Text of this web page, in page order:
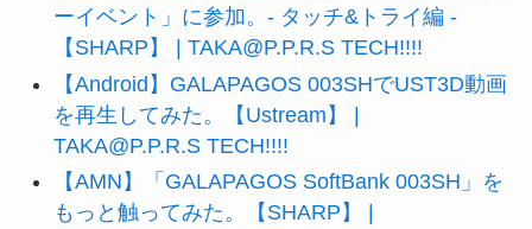
ーイベント」に参加。- タッチ&トライ編 -
【SHARP】 | TAKA@P.P.R.S TECH!!!!
【Android】GALAPAGOS 003SHでUST3D動画
を再生してみた。【Ustream】 |
TAKA@P.P.R.S TECH!!!!
【AMN】「GALAPAGOS SoftBank 003SH」を
もっと触ってみた。【SHARP】 |